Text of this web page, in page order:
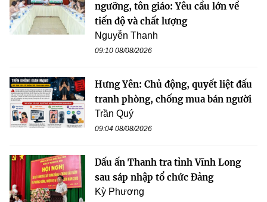
ngưỡng, tôn giáo: Yêu cầu lớn về
tiến độ và chất lượng
Nguyễn Thanh
09:10 08/08/2026
Hưng Yên: Chủ động, quyết liệt đấu
tranh phòng, chống mua bán người
Trần Quý
09:04 08/08/2026
Dấu ấn Thanh tra tỉnh Vĩnh Long
sau sáp nhập tổ chức Đảng
Kỳ Phương